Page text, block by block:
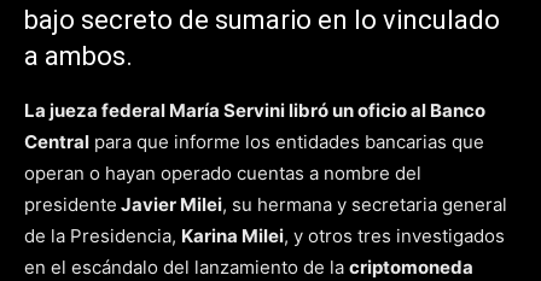
bajo secreto de sumario en lo vinculado
a ambos.
La jueza federal María Servini libró un oficio al Banco
Central para que informe los entidades bancarias que
operan o hayan operado cuentas a nombre del
presidente Javier Milei, su hermana y secretaria general
de la Presidencia, Karina Milei, y otros tres investigados
en el escándalo del lanzamiento de la criptomoneda